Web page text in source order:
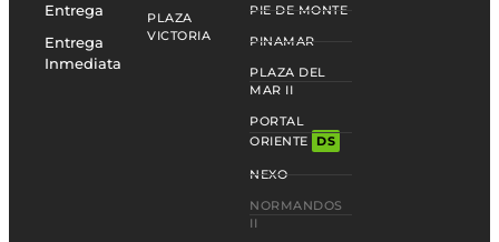
Entrega
Entrega
Inmediata
PLAZA
VICTORIA
PIE DE MONTE
PINAMAR
PLAZA DEL
MAR II
PORTAL
ORIENTE
DS
NEXO
NORMANDOS
II